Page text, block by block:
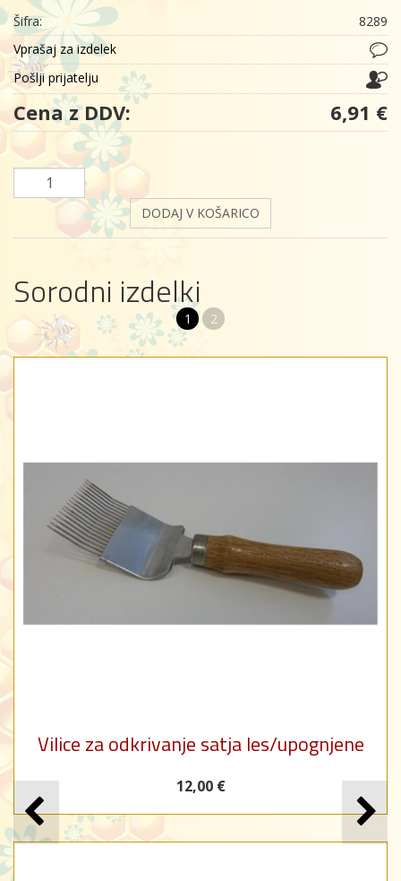
Šifra:
8289
Vprašaj za izdelek
Pošlji prijatelju
Cena z DDV: 6,91 €
DODAJ V KOŠARICO
Sorodni izdelki
1 2
Vilice za odkrivanje satja les/upognjene
12,00 €